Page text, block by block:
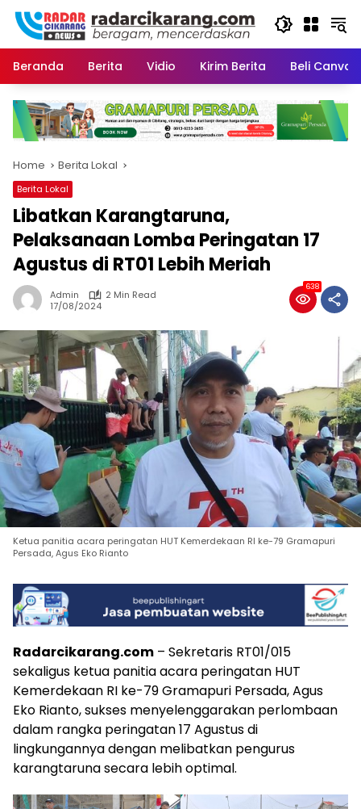
Skip
content
Beranda
Berita Vidio Kirim Berita Beli
Home Berita Lokal
Berita Lokal
Libatkan Karangtaruna,
Pelaksanaan Lomba Peringatan 17
Agustus di RT01 Lebih Meriah
Admin
2 Min Read
17/08/2024
638
Ketua panitia acara peringatan HUT Kemerdekaan RI ke-79 Gramapuri
Persada, Agus Eko Rianto
Radarcikarang.com – Sekretaris RT01/015
sekaligus ketua panitia acara peringatan HUT
Kemerdekaan RI ke-79 Gramapuri Persada, Agus
Eko Rianto, sukses menyelenggarakan perlombaan
dalam rangka peringatan 17 Agustus di
lingkungannya dengan melibatkan pengurus
karangtaruna secara lebih optimal.